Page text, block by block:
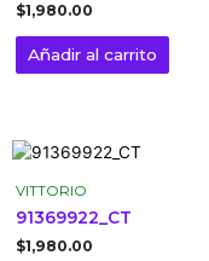
$1,980.00
Añadir al carrito
VITTORIO
91369922_CT
$1,980.00